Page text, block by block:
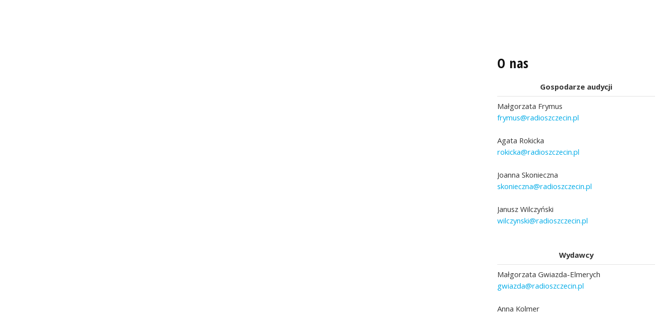
O nas
Gospodarze audycji
Małgorzata Frymus
frymus@radioszczecin.pl
Agata Rokicka
rokicka@radioszczecin.pl
Joanna Skonieczna
skonieczna@radioszczecin.pl
Janusz Wilczyński
wilczynski@radioszczecin.pl
Wydawcy
Małgorzata Gwiazda-Elmerych
gwiazda@radioszczecin.pl
Anna Kolmer